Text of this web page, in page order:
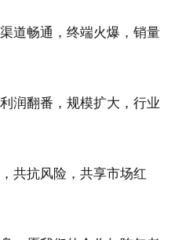
道畅通，终端火爆，销量
润翻番，规模扩大，行业
共抗风险，共享市场红